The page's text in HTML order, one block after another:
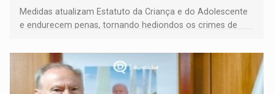
Medidas atualizam Estatuto da Criança e do Adolescente
e endurecem penas, tornando hediondos os crimes de